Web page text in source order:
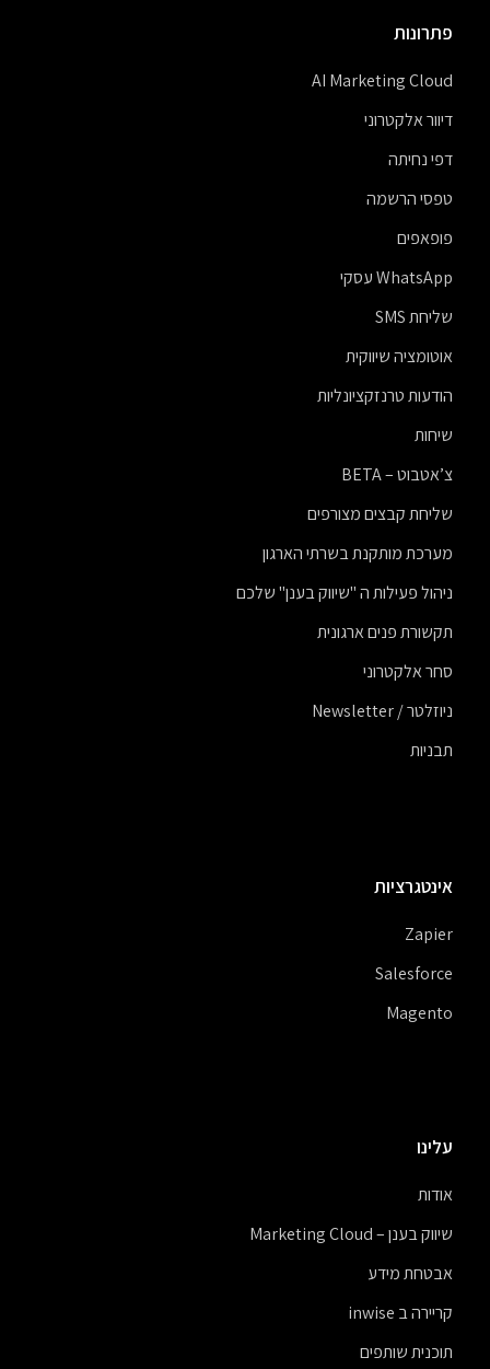
פתרונות
AI Marketing Cloud
דיוור אלקטרוני
דפי נחיתה
טפסי הרשמה
פופאפים
WhatsApp עסקי
שליחת SMS
אוטומציה שיווקית
הודעות טרנזקציונליות
שיחות
צ’אטבוט – BETA
שליחת קבצים מצורפים
מערכת מותקנת בשרתי הארגון
ניהול פעילות ה "שיווק בענן" שלכם
תקשורת פנים ארגונית
סחר אלקטרוני
ניוזלטר / Newsletter
תבניות
אינטגרציות
Zapier
Salesforce
Magento
עלינו
אודות
שיווק בענן – Marketing Cloud
אבטחת מידע
קריירה ב inwise
תוכנית שותפים